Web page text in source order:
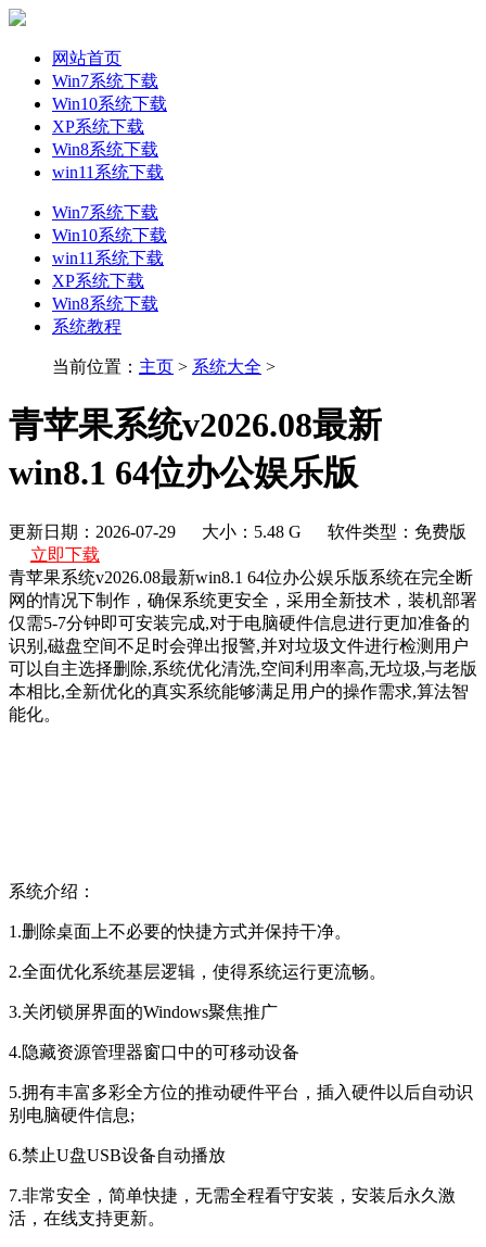
网站首页
Win7系统下载
Win10系统下载
XP系统下载
Win8系统下载
win11系统下载
Win7系统下载
Win10系统下载
win11系统下载
XP系统下载
Win8系统下载
系统教程
当前位置： 主页 > 系统大全 >
青苹果系统v2026.08最新
win8.1 64位办公娱乐版
更新日期：2026-07-29 大小：5.48 G
软件类型：免费版
立即下载
青苹果系统v2026.08最新win8.1 64位办公娱乐版系统在完全断
网的情况下制作，确保系统更安全，采用全新技术，装机部署
仅需5-7分钟即可安装完成,对于电脑硬件信息进行更加准备的
识别,磁盘空间不足时会弹出报警,并对垃圾文件进行检测用户
可以自主选择删除,系统优化清洗,空间利用率高,无垃圾,与老版
本相比,全新优化的真实系统能够满足用户的操作需求,算法智
能化。
系统介绍：
1.删除桌面上不必要的快捷方式并保持干净。
2.全面优化系统基层逻辑，使得系统运行更流畅。
3.关闭锁屏界面的Windows聚焦推广
4.隐藏资源管理器窗口中的可移动设备
5.拥有丰富多彩全方位的推动硬件平台，插入硬件以后自动识
别电脑硬件信息;
6.禁止U盘USB设备自动播放
7.非常安全，简单快捷，无需全程看守安装，安装后永久激
活，在线支持更新。